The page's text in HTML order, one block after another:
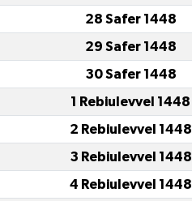
28 Safer 1448
29 Safer 1448
30 Safer 1448
1 Rebiulevvel 1448
2 Rebiulevvel 1448
3 Rebiulevvel 1448
4 Rebiulevvel 1448